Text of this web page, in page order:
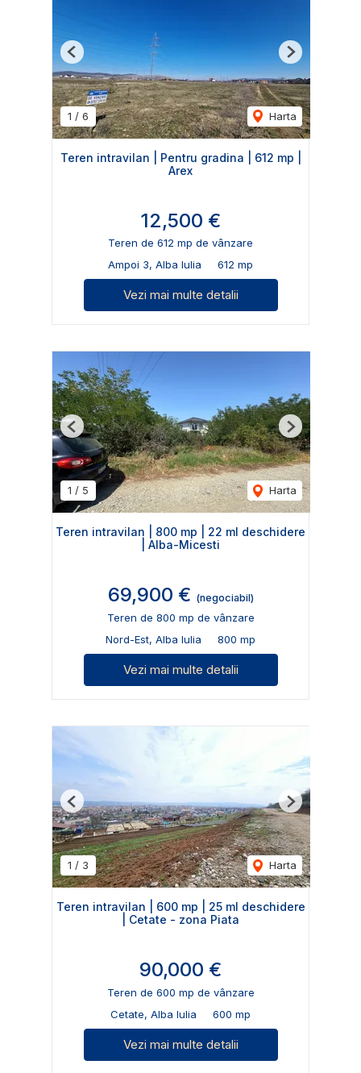
1 / 6 Harta
Previous Next
Teren intravilan | Pentru gradina | 612 mp |
Arex
12,500 €
Teren de 612 mp de vânzare
Ampoi 3, Alba Iulia
612 mp
Vezi mai multe detalii
1 / 5 Harta
Previous Next
Teren intravilan | 800 mp | 22 ml deschidere
| Alba-Micesti
69,900 € (negociabil)
Teren de 800 mp de vânzare
Nord-Est, Alba Iulia
800 mp
Vezi mai multe detalii
1 / 3 Harta
Previous Next
Teren intravilan | 600 mp | 25 ml deschidere
| Cetate - zona Piata
90,000 €
Teren de 600 mp de vânzare
Cetate, Alba Iulia
600 mp
Vezi mai multe detalii